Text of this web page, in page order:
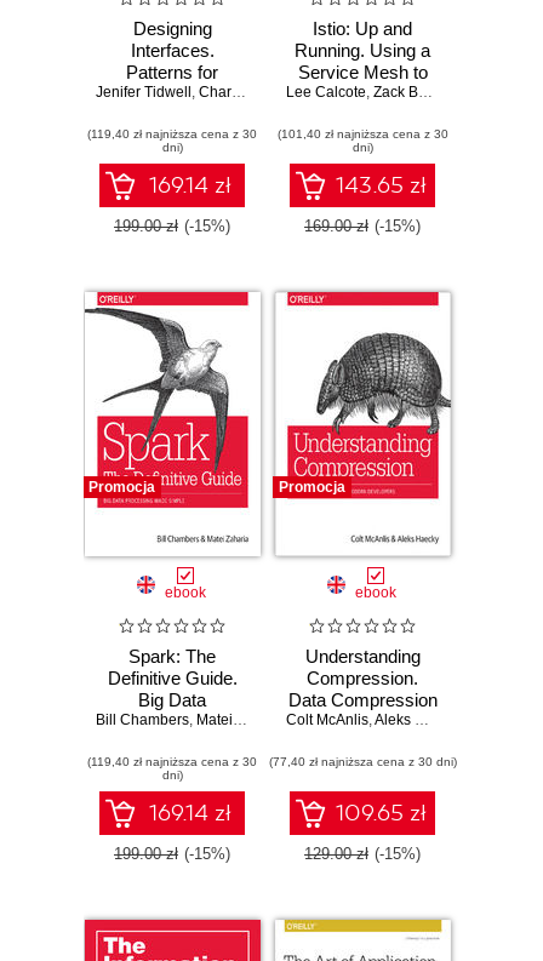
Designing
Interfaces.
Patterns for
Effective
3rd Edition
Jenifer Tidwell , Charles Brewer ,Aynne Valencia
(119,40 zł najniższa cena z 30
dni)
169.14 zł
199.00 zł (-15%)
Istio: Up and
Running. Using a
Service Mesh to
Connect, Secure,
Observe
Lee Calcote, Zack Butcher
(101,40 zł najniższa cena z 30
dni)
143.65 zł
169.00 zł (-15%)
Promocja
ebook
Spark: The
Definitive Guide.
Big Data
Processing Made
Bill Chambers, Matei Zaharia
(119,40 zł najniższa cena z 30
dni)
169.14 zł
199.00 zł (-15%)
Promocja
ebook
Understanding
Compression.
Data Compression
for Modern
Colt McAnlis,Aleks Haecky
(77,40 zł najniższa cena z 30 dni)
109.65 zł
129.00 zł (-15%)